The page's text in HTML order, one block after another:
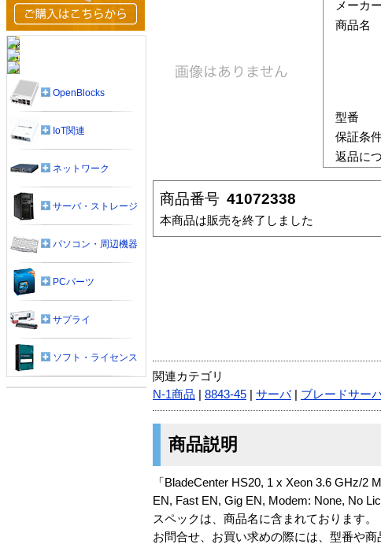
メーカー
商品名
型番
保証条
返品に
商品番号 41072338
本商品は販売を終了しました
関連カテゴリ
N-1商品
8843-45 サーバ| ブレードサー
商品説明
「BladeCenter HS20, 1 x Xeon 3.6 GHz/2
EN, Fast EN, Gig EN, Modem: None, No
スペックは、商品名に含まれております。
お問合せ、お買い求めの際には、型番や
OpenBlocks
IoT関連
ネットワーク
サーバ・ストレージ
パソコン・周辺機器
PCパーツ
サプライ
ソフト・ライセンス